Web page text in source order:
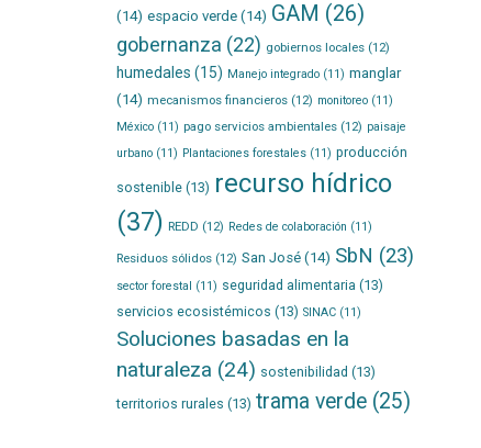
(14) espacio verde(14) GAM (26)
gobernanza (22) gobiernos locales(12)
humedales (15) Manejo integrado(11) manglar
(14) mecanismos financieros(12) monitoreo(11)
México(11) pago servicios ambientales(12) paisaje
urbano(11) Plantaciones forestales(11) producción
sostenible(13) recurso hídrico
(37) REDD (12) Redes de colaboración (11)
Residuos sólidos(12) San José(14) SbN (23)
sector forestal (11) seguridad alimentaria (13)
servicios ecosistémicos (13) SINAC(11)
Soluciones basadas en la
naturaleza (24) sostenibilidad (13)
territorios rurales (13) trama verde(25)